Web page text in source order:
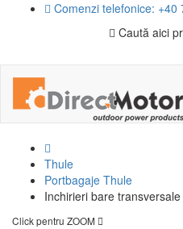
Comenzi telefonice: +40
Caută aici
Thule
Portbagaje Thule
Inchirieri bare
Click pentru ZOOM